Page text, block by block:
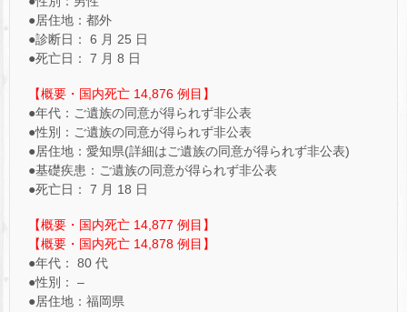
●居住地：都外
●診断日： 6 月 25 日
●死亡日： 7 月 8 日
【概要・国内死亡 14,876 例目】
●年代：ご遺族の同意が得られず非公表
●性別：ご遺族の同意が得られず非公表
●居住地：愛知県(詳細はご遺族の同意が得られず非公表)
●基礎疾患：ご遺族の同意が得られず非公表
●死亡日： 7 月 18 日
【概要・国内死亡 14,877 例目】
【概要・国内死亡 14,878 例目】
●年代： 80 代
●性別： –
●居住地：福岡県